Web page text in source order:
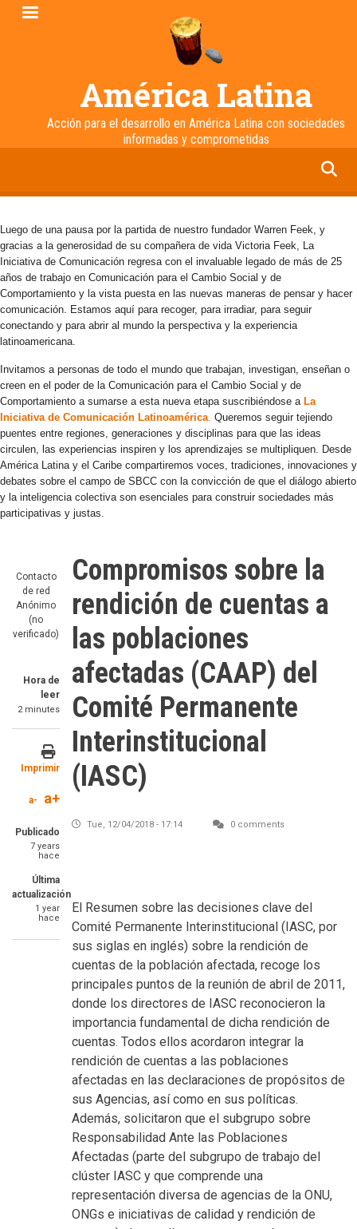
Pasar
América Latina
Acción para el desarrollo en América Latina con sociedades
informadas y comprometidas
Luego de una pausa por la partida de nuestro fundador Warren Feek, y
gracias a la generosidad de su compañera de vida Victoria Feek, La
Iniciativa de Comunicación regresa con el invaluable legado de más de 25
años de trabajo en Comunicación para el Cambio Social y de
Comportamiento y la vista puesta en las nuevas maneras de pensar y hacer
comunicación. Estamos aquí para recoger, para irradiar, para seguir
conectando y para abrir al mundo la perspectiva y la experiencia
latinoamericana.
Invitamos a personas de todo el mundo que trabajan, investigan, enseñan o
creen en el poder de la Comunicación para el Cambio Social y de
Comportamiento a sumarse a esta nueva etapa suscribiéndose a La
Iniciativa de Comunicación Latinoamérica. Queremos seguir tejiendo
puentes entre regiones, generaciones y disciplinas para que las ideas
circulen, las experiencias inspiren y los aprendizajes se multipliquen. Desde
América Latina y el Caribe compartiremos voces, tradiciones, innovaciones y
debates sobre el campo de SBCC con la convicción de que el diálogo abierto
y la inteligencia colectiva son esenciales para construir sociedades más
participativas y justas.
Contacto
de red
Anónimo
(no
verificado)
Hora de
leer
2 minutes
Imprimir
a- a+
Publicado
7 years
hace
Última
actualización
1 year
hace
Compromisos sobre la
rendición de cuentas a
las poblaciones
afectadas (CAAP) del
Comité Permanente
Interinstitucional
(IASC)
Tue, 12/04/2018 - 17:14 0 comments
SummaryText
El Resumen sobre las decisiones clave del
Comité Permanente Interinstitucional (IASC, por
sus siglas en inglés) sobre la rendición de
cuentas de la población afectada, recoge los
principales puntos de la reunión de abril de 2011,
donde los directores de IASC reconocieron la
importancia fundamental de dicha rendición de
cuentas. Todos ellos acordaron integrar la
rendición de cuentas a las poblaciones
afectadas en las declaraciones de propósitos de
sus Agencias, así como en sus políticas.
Además, solicitaron que el subgrupo sobre
Responsabilidad Ante las Poblaciones
Afectadas (parte del subgrupo de trabajo del
clúster IASC y que comprende una
representación diversa de agencias de la ONU,
ONGs e iniciativas de calidad y rendición de